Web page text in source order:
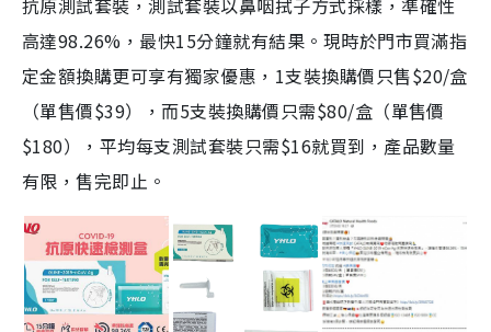
抗原測試套裝，測試套裝以鼻咽拭子方式採樣，準確性
高達98.26%，最快15分鐘就有結果。現時於門市買滿指
定金額換購更可享有獨家優惠，1支裝換購價只售$20/盒
（單售價$39），而5支裝換購價只需$80/盒（單售價
$180），平均每支測試套裝只需$16就買到，產品數量
有限，售完即止。